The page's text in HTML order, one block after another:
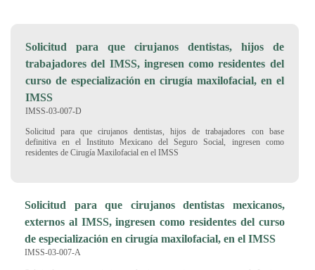
Solicitud para que cirujanos dentistas, hijos de
trabajadores del IMSS, ingresen como residentes del
curso de especialización en cirugía maxilofacial, en el
IMSS
IMSS-03-007-D
Solicitud para que cirujanos dentistas, hijos de trabajadores con base
definitiva en el Instituto Mexicano del Seguro Social, ingresen como
residentes de Cirugía Maxilofacial en el IMSS
Solicitud para que cirujanos dentistas mexicanos,
externos al IMSS, ingresen como residentes del curso
de especialización en cirugía maxilofacial, en el IMSS
IMSS-03-007-A